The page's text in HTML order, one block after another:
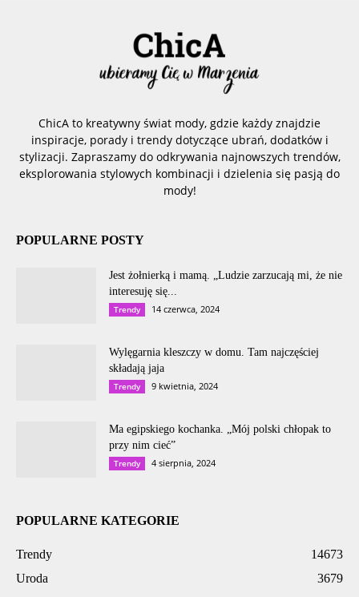
ChicA to kreatywny świat mody, gdzie każdy znajdzie
inspiracje, porady i trendy dotyczące ubrań, dodatków i
stylizacji. Zapraszamy do odkrywania najnowszych trendów,
eksplorowania stylowych kombinacji i dzielenia się pasją do
mody!
POPULARNE POSTY
Jest żołnierką i mamą. „Ludzie zarzucają mi, że nie
interesuję się...
Trendy 14 czerwca, 2024
Wylęgarnia kleszczy w domu. Tam najczęściej
składają jaja
Trendy 9 kwietnia, 2024
Ma egipskiego kochanka. „Mój polski chłopak to
przy nim cieć”
Trendy 4 sierpnia, 2024
POPULARNE KATEGORIE
Trendy
14673
Uroda
3679